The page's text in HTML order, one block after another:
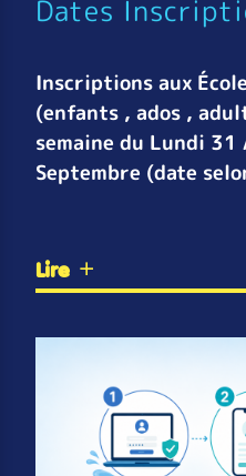
Dates
Inscriptions aux
(enfants , ados ,
semaine du Lundi
Septembre (date
Lire